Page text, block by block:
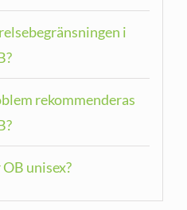
i
rekommenderas
unisex?